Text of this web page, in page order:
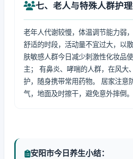
七、老人与特殊人群护
老年人代谢较慢，体温调节能力弱
舒适的时段，活动量不宜过大，以
肤敏感人群今日减少刺激性化妆品
主； 有鼻炎、哮喘的人群，在风大
护，随身携带常用药物。 居家注意
气，地面及时擦干，避免意外摔倒。
安阳市今日养生小结：